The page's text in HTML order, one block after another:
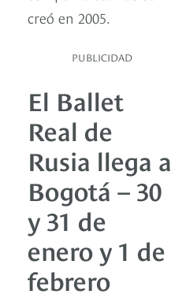
creó en 2005.
PUBLICIDAD
El Ballet
Real de
Rusia llega a
Bogotá – 30
y 31 de
enero y 1 de
febrero